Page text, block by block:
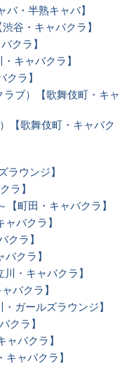
バ・半熟キャバ】
谷・キャバクラ】
クラ】
キャバクラ】
クラ】
ラブ）【歌舞伎町・キャ
【歌舞伎町・キャバク
ラウンジ】
ラ】
【町田・キャバクラ】
バクラ】
クラ】
クラ】
川・キャバクラ】
バクラ】
ガールズラウンジ】
クラ】
ャバクラ】
ャバクラ】